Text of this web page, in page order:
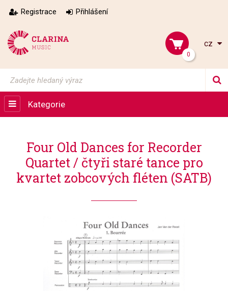
Registrace Přihlášení
0
cz
Kategorie
Four Old Dances for Recorder
Quartet / čtyři staré tance pro
kvartet zobcových fléten (SATB)